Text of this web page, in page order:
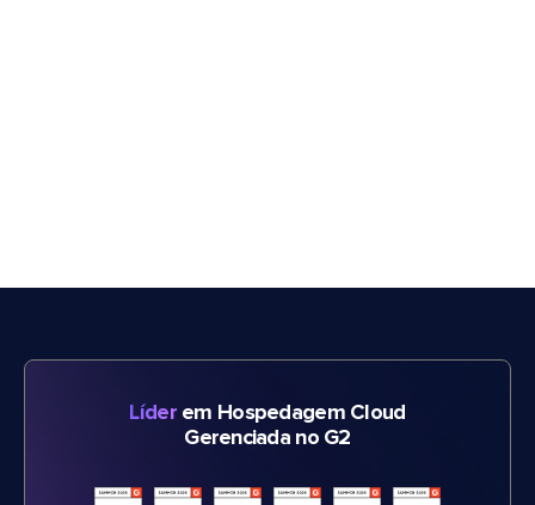
Líderem Hospedagem Cloud
Gerenciada no G2